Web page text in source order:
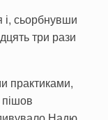
сьорбнувши
три рази
практиками,